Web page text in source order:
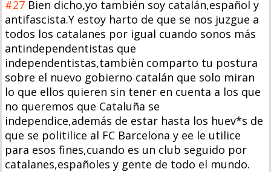
#27 Bien dicho,yo también soy catalán,español y
antifascista.Y estoy harto de que se nos juzgue a
todos los catalanes por igual cuando sonos más
antindependentistas que
independentistas,tambièn comparto tu postura
sobre el nuevo gobierno catalán que solo miran
lo que ellos quieren sin tener en cuenta a los que
no queremos que Cataluña se
independice,además de estar hasta los huev*s de
que se politilice al FC Barcelona y ee le utilice
para esos fines,cuando es un club seguido por
catalanes,españoles y gente de todo el mundo.